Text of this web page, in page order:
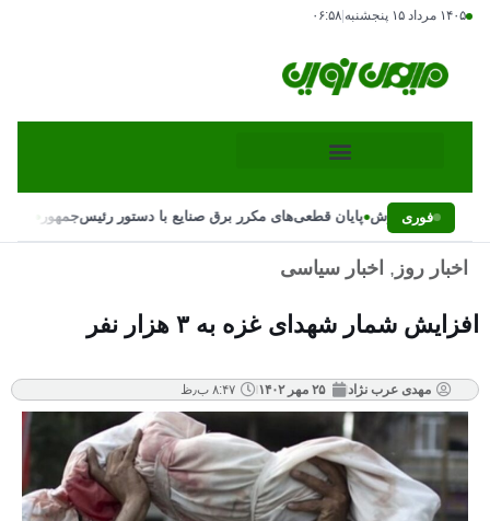
۱۴۰۵ مرداد ۱۵ پنجشنبه ۰۶:۵۸
فوری
پاییز پربارش•پایان قطعی‌های مکرر برق صنایع با دستور رئیس‌جمهور•
اخبار روز , اخبار سیاسی
افزایش شمار شهدای غزه به ۳ هزار نفر
مهدی عرب نژاد ۲۵ مهر ۱۴۰۲ ۸:۴۷ ب٫ظ